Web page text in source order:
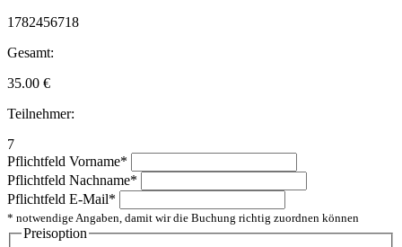
1782456718
Gesamt:
35.00 €
Teilnehmer:
7
Pflichtfeld Vorname*
Pflichtfeld Nachname*
Pflichtfeld E-Mail*
* notwendige Angaben, damit wir die Buchung richtig zuordnen können
Preisoption